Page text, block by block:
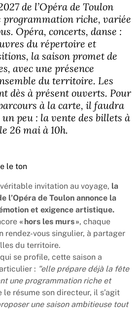
de l’Opéra de Toulon
programmation riche, variée
Opéra, concerts, danse :
du répertoire et
la saison promet de
avec une présence
du territoire. Les
dès à présent ouverts. Pour
à la carte, il faudra
peu : la vente des billets à
26 mai à 10h.
le ton
invitation au voyage, la
l’Opéra de Toulon annonce la
et exigence artistique.
« hors les murs », chaque
rendez-vous singulier, à partager
du territoire.
se profile, cette saison a
: "elle prépare déjà la fête
une programmation riche et
le résume son directeur, il s’agit
une saison ambitieuse tout